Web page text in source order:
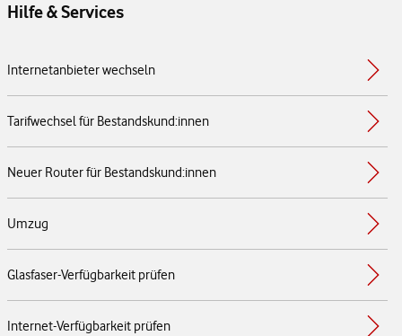
Hilfe & Services
Internetanbieter wechseln
Tarifwechsel für Bestandskund:innen
Neuer Router für Bestandskund:innen
Umzug
Glasfaser-Verfügbarkeit prüfen
Internet-Verfügbarkeit prüfen